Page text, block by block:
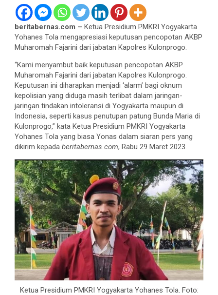
beritabernas.com – Ketua Presidium PMKRI Yogyakarta
Yohanes Tola mengapresiasi keputusan pencopotan AKBP
Muharomah Fajarini dari jabatan Kapolres Kulonprogo.
“Kami menyambut baik keputusan pencopotan AKBP
Muharomah Fajarini dari jabatan Kapolres Kulonprogo.
Keputusan ini diharapkan menjadi ‘alarm’ bagi oknum
kepolisian yang diduga masih terlibat dalam jaringan-
jaringan tindakan intoleransi di Yogyakarta maupun di
Indonesia, seperti kasus penutupan patung Bunda Maria di
Kulonprogo,” kata Ketua Presidium PMKRI Yogyakarta
Yohanes Tola yang biasa Yonas dalam siaran pers yang
dikirim kepada beritabernas.com, Rabu 29 Maret 2023.
Ketua Presidium PMKRI Yogyakarta Yohanes Tola. Foto: